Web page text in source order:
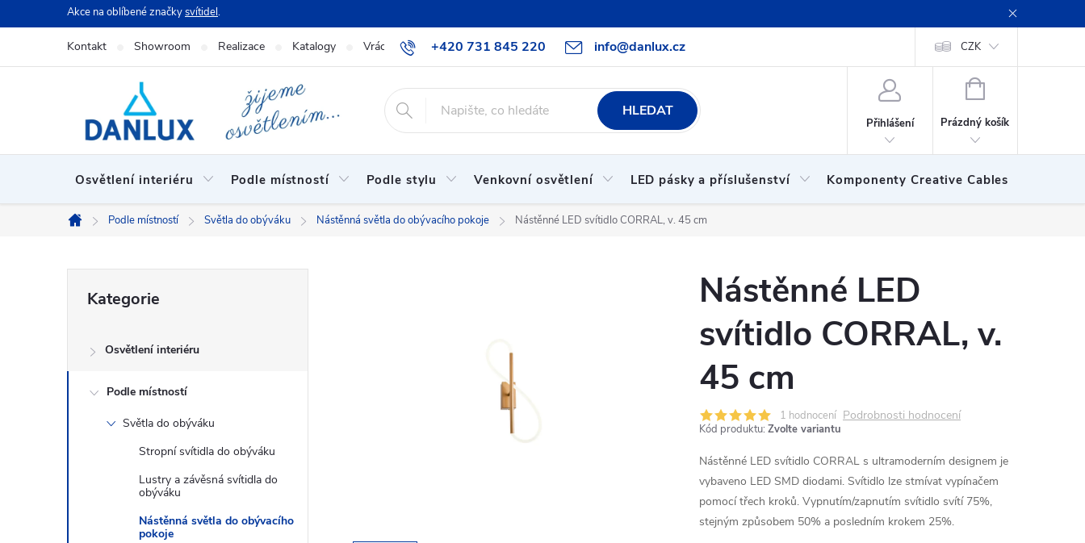
na
Akce na oblíbené značkysvítidel.
+420 731 845 220 info@danlux.cz
Kontakt Showroom Realizace Katalogy Vrácení zboží a reklamace O nás B2B spolupráce Hodnocení obchodu Podmínky ochrany
CZK
HLEDAT
Přihlášení
NÁKUPNÍ
Prázdný košík
Osvětlení interiéru Podle místností Podle stylu Venkovní osvětlení LED pásky a příslušenství Komponenty Creative Cables
Domů
Podle místností Světla do obýváku Nástěnná světla do obývacího pokoje Nástěnné LED svítidlo CORRAL, v. 45 cm
s
kategorie
Kategorie
Osvětlení interiéru
Podle místností
Světla do obýváku
Stropní svítidla do obýváku
Lustry a závěsná svítidla do
obýváku
Nástěnná světla do obývacího
pokoje
Nástěnné LED
svítidlo CORRAL, v.
45 cm
1 hodnocení Podrobnosti hodnocení
Kód produktu: Zvolte variantu
Nástěnné LED svítidlo CORRAL s ultramoderním designem je
vybaveno LED SMD diodami. Svítidlo lze stmívat vypínačem
pomocí třech kroků. Vypnutím/zapnutím svítidlo svítí 75%,
stejným způsobem 50% a posledním krokem 25%.